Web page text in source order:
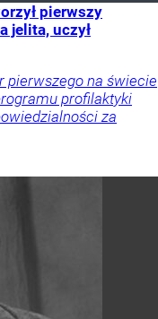
pierwszy
jelita, uczył
pierwszego na świecie
profilaktyki
za